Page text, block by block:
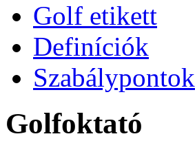
Golf etikett
Definíciók
Szabálypontok
Golfoktató